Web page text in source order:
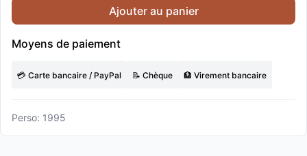
Ajouter au panier
Moyens de paiement
💳 Carte bancaire / PayPal 📝 Chèque 🏦 Virement bancaire
Perso: 1995